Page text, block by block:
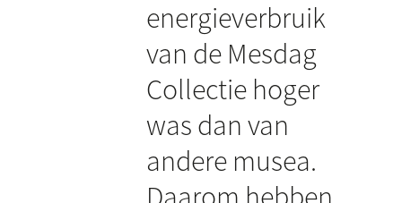
energieverbruik
van de Mesdag
Collectie hoger
was dan van
andere musea.